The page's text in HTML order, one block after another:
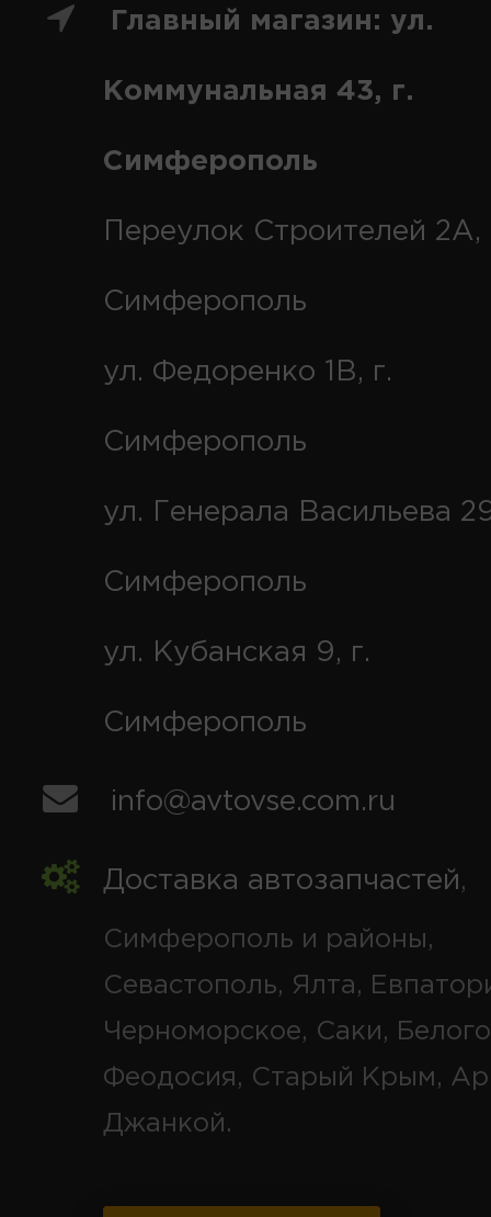
Главный магазин: ул.
Коммунальная 43, г.
Симферополь
Переулок Строителей 2А,
Симферополь
ул. Федоренко 1В, г.
Симферополь
ул. Генерала Васильева
Симферополь
ул. Кубанская 9, г.
Симферополь
info@avtovse.com.ru
Доставка автозапчастей,
Симферополь и районы,
Севастополь, Ялта,
Черноморское, Саки,
Феодосия, Старый Крым,
Джанкой.